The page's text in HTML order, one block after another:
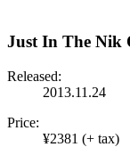
Just In The Nik
Released:
2013.11.24
Price:
¥2381 (+ tax)